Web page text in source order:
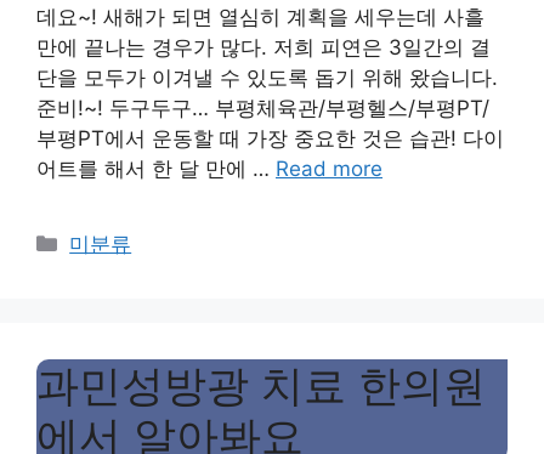
데요~! 새해가 되면 열심히 계획을 세우는데 사흘
만에 끝나는 경우가 많다. 저희 피연은 3일간의 결
단을 모두가 이겨낼 수 있도록 돕기 위해 왔습니다.
준비!~! 두구두구… 부평체육관/부평헬스/부평PT/
부평PT에서 운동할 때 가장 중요한 것은 습관! 다이
어트를 해서 한 달 만에 … Read more
Categories
미분류
과민성방광 치료 한의원
에서 알아봐요